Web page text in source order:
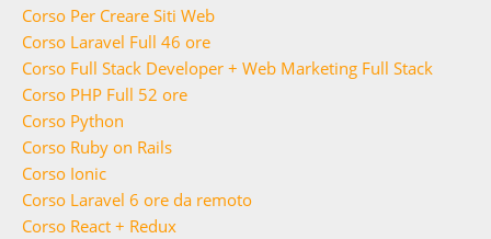
Corso Per Creare Siti Web
Corso Laravel Full 46 ore
Corso Full Stack Developer + Web Marketing Full Stack
Corso PHP Full 52 ore
Corso Python
Corso Ruby on Rails
Corso Ionic
Corso Laravel 6 ore da remoto
Corso React + Redux